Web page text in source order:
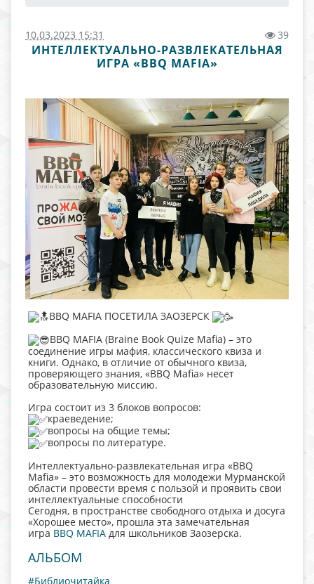
10.03.2023 15:31 39
ИНТЕЛЛЕКТУАЛЬНО-РАЗВЛЕКАТЕЛЬНАЯ
ИГРА «BBQ MAFIA»
BBQ MAFIA ПОСЕТИЛА ЗАОЗЕРСК
BBQ MAFIA (Braine Book Quize Mafia) – это
соединение игры мафия, классического квиза и
книги. Однако, в отличие от обычного квиза,
проверяющего знания, «BBQ Mafia» несет
образовательную миссию.
Игра состоит из 3 блоков вопросов:
краеведение;
вопросы на общие темы;
вопросы по литературе.
Интеллектуально-развлекательная игра «BBQ
Mafia» – это возможность для молодежи Мурманской
области провести время с пользой и проявить свои
интеллектуальные способности
Сегодня, в пространстве свободного отдыха и досуга
«Хорошее место», прошла эта замечательная
игра BBQ MAFIA для школьников Заозерска.
АЛЬБОМ
#Библиочитайка